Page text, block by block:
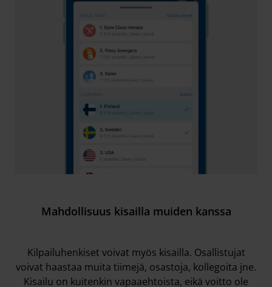
Mahdollisuus kisailla muiden kanssa
Kilpailuhenkiset voivat myös kisailla. Osallistujat
voivat haastaa muita tiimejä, osastoja, kollegoita jne.
Kisailu on kuitenkin vapaaehtoista, eikä voitto ole